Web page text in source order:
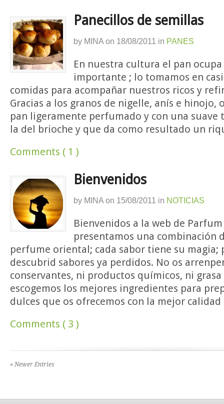
Panecillos de semillas
by MINA on 18/08/2011 in PANES
En nuestra cultura el pan
importante ; lo tomamos en
comidas para acompañar nuestros ricos y
Gracias a los granos de nigelle, anís e hinojo,
pan ligeramente perfumado y con una suave
la del brioche y que da como resultado un
Comments ( 1 )
Bienvenidos
by MINA on 15/08/2011 in NOTICIAS
Bienvenidos a la web de
presentamos una combinación
perfume oriental; cada sabor tiene su magia;
descubrid sabores ya perdidos. No os
conservantes, ni productos químicos, ni
escogemos los mejores ingredientes para
dulces que os ofrecemos con la mejor
Comments ( 3 )
« Newer Entries